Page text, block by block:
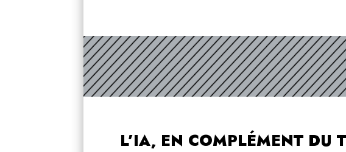
L’IA, EN COMPLÉMENT DU